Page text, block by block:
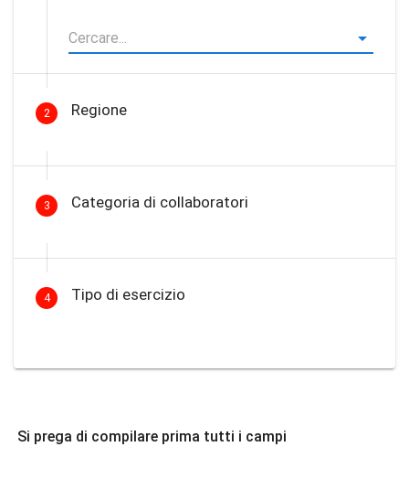
2 Regione
3 Categoria di collaboratori
4 Tipo di esercizio
Si prega di compilare prima tutti i campi